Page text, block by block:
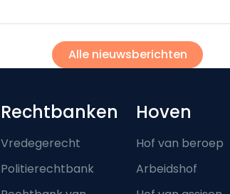
Alle nieuwsberichten
Footer-menu
Rechtbanken
Vredegerecht
Politierechtbank
Hoven
Hof van beroep
Arbeidshof